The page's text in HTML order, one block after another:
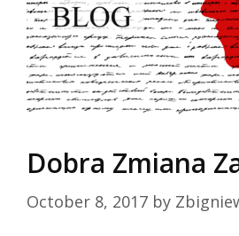
Dobra Zmiana
October 8, 2017 by